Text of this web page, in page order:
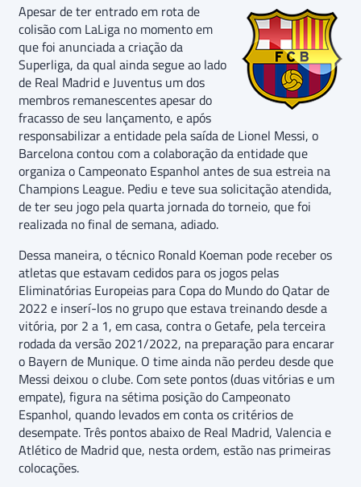
Apesar de ter entrado em rota de
colisão com LaLiga no momento em
que foi anunciada a criação da
Superliga, da qual ainda segue ao lado
de Real Madrid e Juventus um dos
membros remanescentes apesar do
fracasso de seu lançamento, e após
responsabilizar a entidade pela saída de Lionel Messi, o
Barcelona contou com a colaboração da entidade que
organiza o Campeonato Espanhol antes de sua estreia na
Champions League. Pediu e teve sua solicitação atendida,
de ter seu jogo pela quarta jornada do torneio, que foi
realizada no final de semana, adiado.
Dessa maneira, o técnico Ronald Koeman pode receber os
atletas que estavam cedidos para os jogos pelas
Eliminatórias Europeias para Copa do Mundo do Qatar de
2022 e inserí-los no grupo que estava treinando desde a
vitória, por 2 a 1, em casa, contra o Getafe, pela terceira
rodada da versão 2021/2022, na preparação para encarar
o Bayern de Munique. O time ainda não perdeu desde que
Messi deixou o clube. Com sete pontos (duas vitórias e um
empate), figura na sétima posição do Campeonato
Espanhol, quando levados em conta os critérios de
desempate. Três pontos abaixo de Real Madrid, Valencia e
Atlético de Madrid que, nesta ordem, estão nas primeiras
colocações.